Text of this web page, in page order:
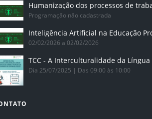
Humanização dos processos de
Programação não cadastrada
02/02/2026 a 02/02/2026
Dia 25/07/2025 | Das 09:00 às 10:00